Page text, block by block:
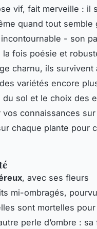
vif, fait merveille : il
quand tout semble
- son
fois poésie et
charnu, ils survivent
variétés encore
sol et le choix des
connaissances
chaque plante pour
, avec ses fleurs
mi-ombragés,
sont mortelles
perle d’ombre : sa